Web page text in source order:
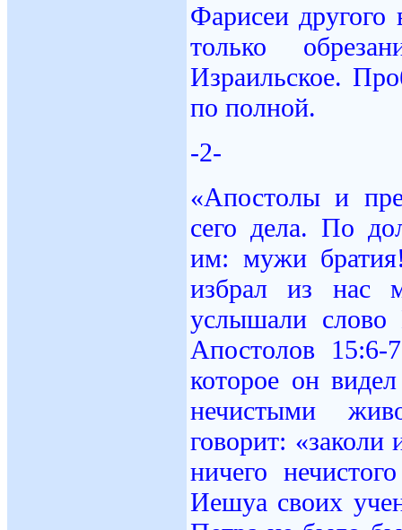
Фарисеи другого
только
Израильское.
по полной.
-2-
«Апостолы и
сего дела. По
им: мужи
избрал из нас
услышали слово
Апостолов
которое он
нечистыми
говорит:
ничего
Иешуа своих